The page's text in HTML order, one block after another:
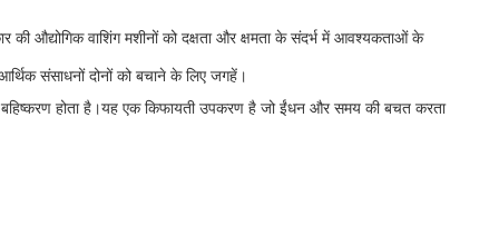
औद्योगिक वाशिंग मशीनों को दक्षता और क्षमता के संदर्भ में आवश्यकताओं के
संसाधनों दोनों को बचाने के लिए जगहें।
बहिष्करण होता है।यह एक किफायती उपकरण है जो ईंधन और समय की बचत करता